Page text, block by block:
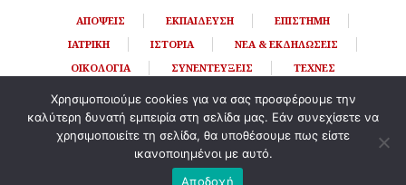
ΑΠΌΨΕΙΣ ΕΚΠΑΊΔΕΥΣΗ
ΕΠΙΣΤΉΜΗ
ΙΑΤΡΙΚΉ
ΙΣΤΟΡΊΑ
ΝΈΑ & ΕΚΔΗΛΏΣΕΙΣ
ΟΙΚΟΛΟΓΊΑ
ΣΥΝΕΝΤΕΎΞΕΙΣ ΤΈΧΝΕΣ
Χρησιμοποιούμε cookies για να σας προσφέρουμε την
καλύτερη δυνατή εμπειρία στη σελίδα μας. Εάν συνεχίσετε να
χρησιμοποιείτε τη σελίδα, θα υποθέσουμε πως είστε
ικανοποιημένοι με αυτό.
Αποδοχή